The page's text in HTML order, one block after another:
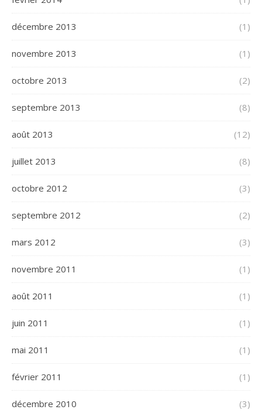
décembre 2013 (1)
novembre 2013 (1)
octobre 2013 (2)
septembre 2013 (8)
août 2013 (12)
juillet 2013 (8)
octobre 2012 (3)
septembre 2012 (2)
mars 2012 (3)
novembre 2011 (1)
août 2011 (1)
juin 2011 (1)
mai 2011 (1)
février 2011 (1)
décembre 2010 (3)